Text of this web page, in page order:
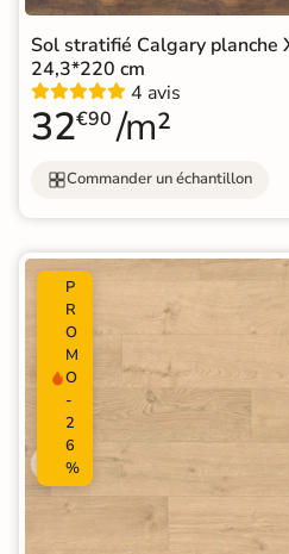
Sol stratifié Calgary planche
24,3*220 cm
4 avis
32€90 /m²
Commander un échantillon
P
R
O
M
O
-
2
6
%